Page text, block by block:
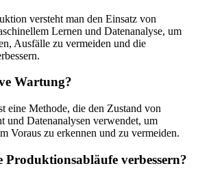
versteht man den Einsatz von
Lernen und Datenanalyse, um
Ausfälle zu vermeiden und die
Wartung?
eine Methode, die den Zustand von
und Datenanalysen verwendet, um
Voraus zu erkennen und zu vermeiden.
verbessern?